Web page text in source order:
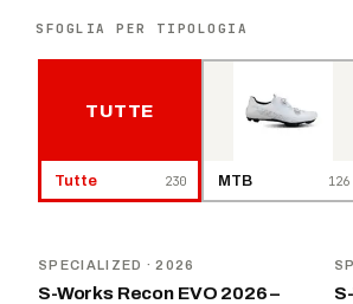
SFOGLIA PER TIPOLOGIA
TUTTE
Tutte 230 MTB 126
SPECIALIZED · 2026
S-Works Recon EVO 2026 –